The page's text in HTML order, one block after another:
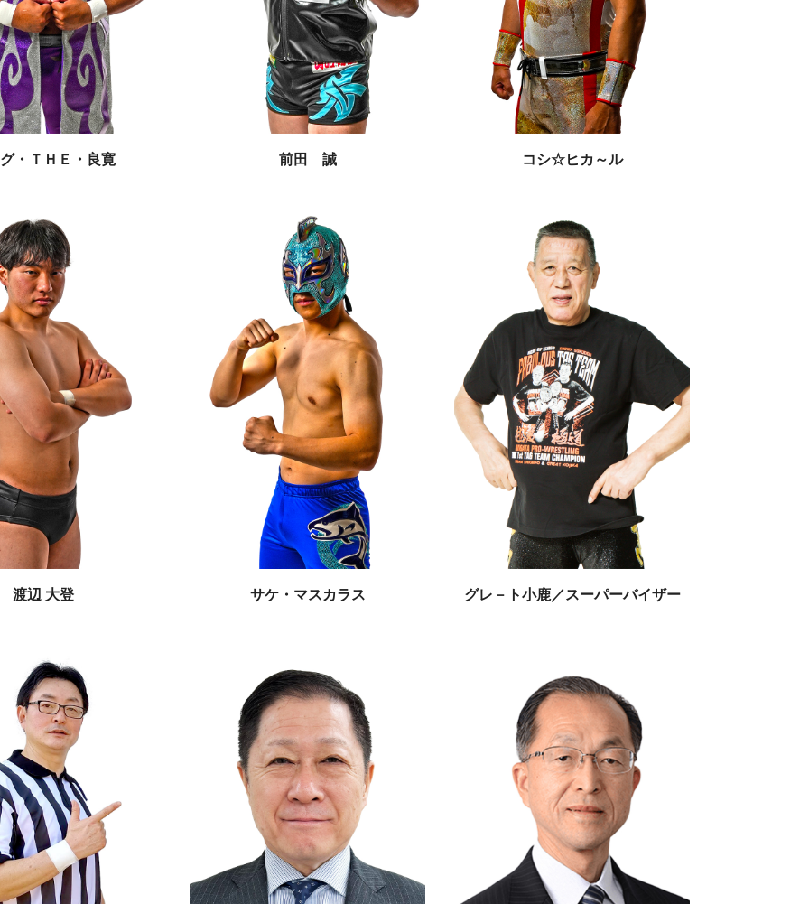
・ＴＨＥ・良寛 前田 誠 コシ☆ヒカ～ル
渡辺 大登 サケ・マスカラス グレ－ト小鹿／スーパーバイザー